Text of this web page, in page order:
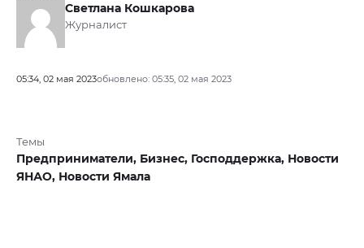
Светлана Кошкарова
Журналист
05:34, 02 мая 2023обновлено: 05:35, 02 мая 2023
Темы
Предприниматели, Бизнес, Господдержка, Новости
ЯНАО, Новости Ямала